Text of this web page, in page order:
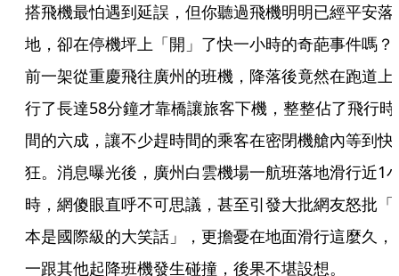
搭飛機最怕遇到延誤，但你聽過飛機明明已經平安落
地，卻在停機坪上「開」了快一小時的奇葩事件嗎？
前一架從重慶飛往廣州的班機，降落後竟然在跑道上
行了長達58分鐘才靠橋讓旅客下機，整整佔了飛行時
間的六成，讓不少趕時間的乘客在密閉機艙內等到快
狂。消息曝光後，廣州白雲機場一航班落地滑行近1
時，網傻眼直呼不可思議，甚至引發大批網友怒批「
本是國際級的大笑話」，更擔憂在地面滑行這麼久，
一跟其他起降班機發生碰撞，後果不堪設想。